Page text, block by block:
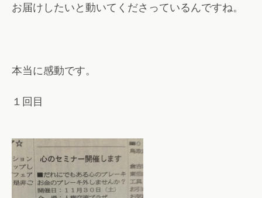
お届けしたいと動いてくださっているんですね。
本当に感動です。
１回目